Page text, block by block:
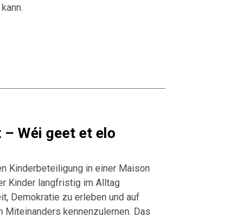
Wéi geet et elo
Kinderbeteiligung in einer Maison
Kinder langfristig im Alltag
Demokratie zu erleben und auf
kennenzulernen. Das